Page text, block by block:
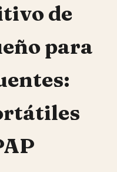
de
para